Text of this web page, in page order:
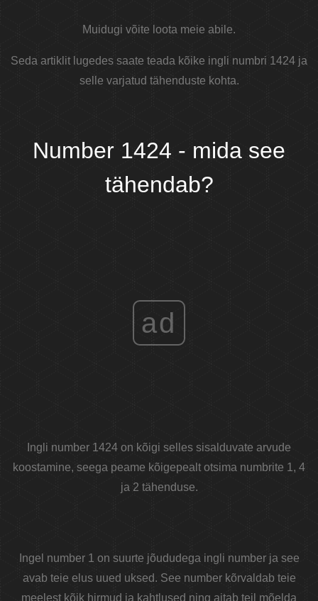
Muidugi võite loota meie abile.
Seda artiklit lugedes saate teada kõike ingli numbri 1424 ja
selle varjatud tähenduste kohta.
Number 1424 - mida see
tähendab?
ad
Ingli number 1424 on kõigi selles sisalduvate arvude
koostamine, seega peame kõigepealt otsima numbrite 1, 4
ja 2 tähenduse.
Ingel number 1 on suurte jõududega ingli number ja see
avab teie elus uued uksed. See number kõrvaldab teie
meelest kõik hirmud ja kahtlused ning aitab teil mõelda